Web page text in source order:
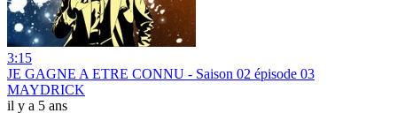
3:15
JE GAGNE A ETRE CONNU - Saison 02 épisode 03
MAYDRICK
il y a 5 ans